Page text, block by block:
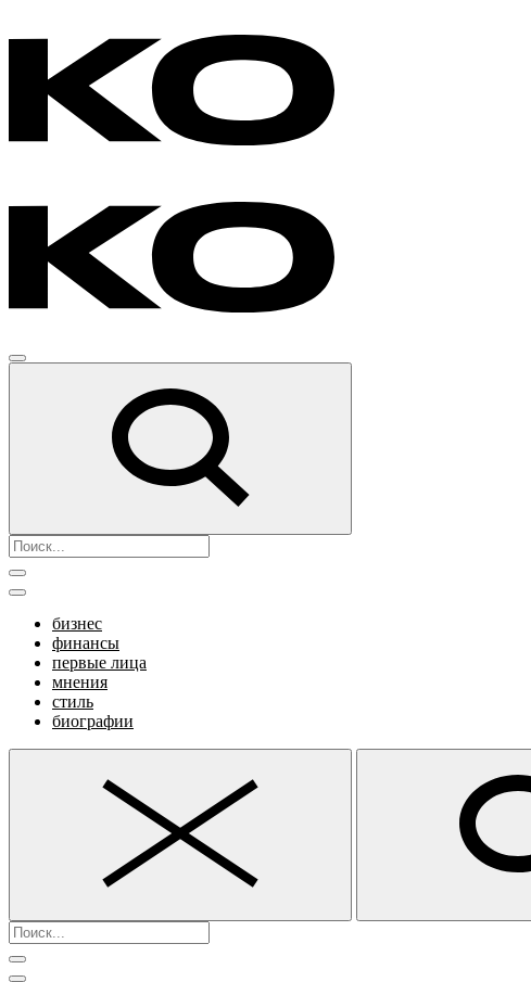
бизнес
финансы
первые лица
мнения
стиль
биографии